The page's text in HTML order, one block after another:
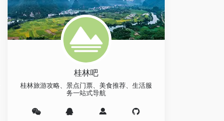
桂林吧
桂林旅游攻略、景点门票、美食推荐、生活服
务一站式导航